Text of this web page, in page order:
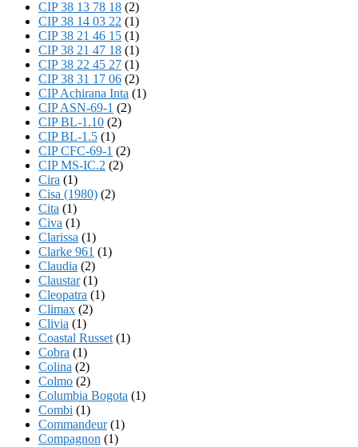
CIP 38 13 78 18 (2)
CIP 38 14 03 22 (1)
CIP 38 21 46 15 (1)
CIP 38 21 47 18 (1)
CIP 38 22 45 27 (1)
CIP 38 31 17 06 (2)
CIP Achirana Inta (1)
CIP ASN-69-1 (2)
CIP BL-1.10 (2)
CIP BL-1.5 (1)
CIP CFC-69-1 (2)
CIP MS-IC.2 (2)
Cira (1)
Cisa (1980) (2)
Cita (1)
Civa (1)
Clarissa (1)
Clarke 961 (1)
Claudia (2)
Claustar(1)
Cleopatra (1)
Climax (2)
Clivia (1)
Coastal Russet (1)
Cobra (1)
Colina (2)
Colmo (2)
Columbia Bogota (1)
Combi (1)
Commandeur(1)
Compagnon (1)